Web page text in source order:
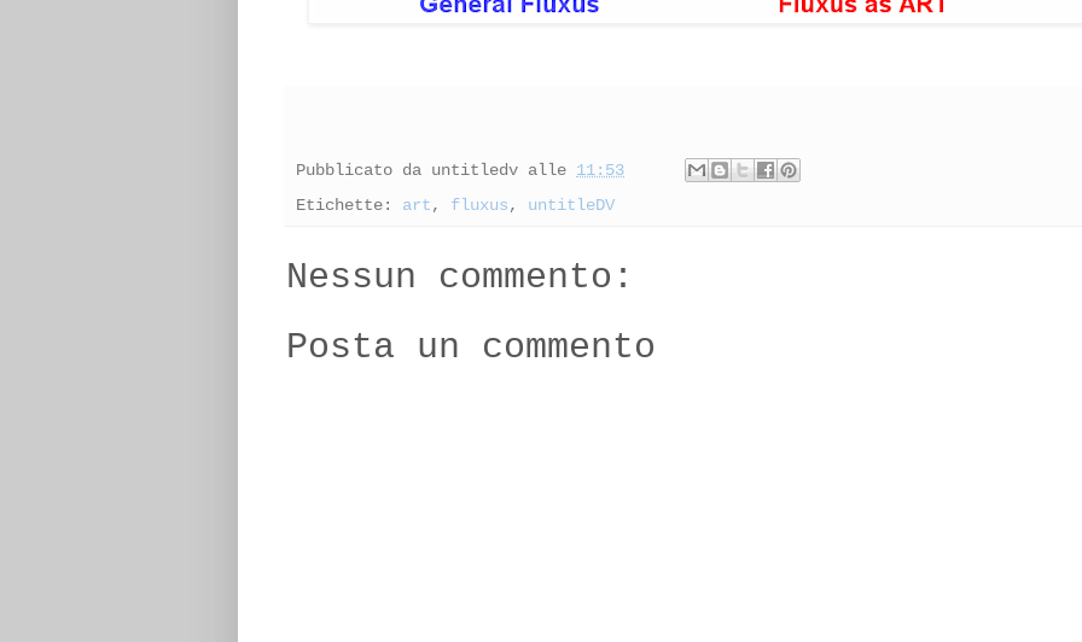
Pubblicato da untitledv alle 11:53
Etichette: art, fluxus, untitleDV
Nessun commento:
Posta un commento